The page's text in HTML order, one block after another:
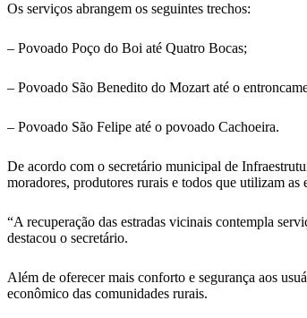
Os serviços abrangem os seguintes trechos:
– Povoado Poço do Boi até Quatro Bocas;
– Povoado São Benedito do Mozart até o
– Povoado São Felipe até o povoado Cachoeira.
De acordo com o secretário municipal de
moradores, produtores rurais e todos que utilizam as
“A recuperação das estradas vicinais contempla
destacou o secretário.
Além de oferecer mais conforto e segurança aos
econômico das comunidades rurais.